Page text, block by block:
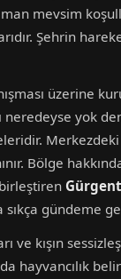
mevsim
Şehrin
üzerine
neredeyse yok
Bölge
gündeme
ve kışın
hayvancılık